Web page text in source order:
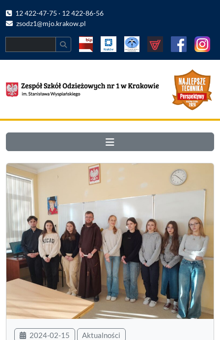
12 422-47-75 · 12 422-86-56
zsodz1@mjo.krakow.pl
2024-02-15 Aktualności